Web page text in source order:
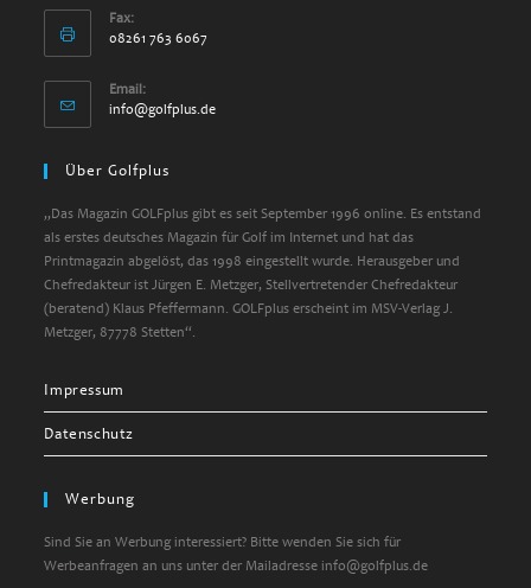
Fax:
08261 763 6067
Email:
info@golfplus.de
Über Golfplus
„Das Magazin GOLFplus gibt es seit September 1996 online. Es entstand
als erstes deutsches Magazin für Golf im Internet und hat das
Printmagazin abgelöst, das 1998 eingestellt wurde. Herausgeber und
Chefredakteur ist Jürgen E. Metzger, Stellvertretender Chefredakteur
(beratend) Klaus Pfeffermann. GOLFplus erscheint im MSV-Verlag J.
Metzger, 87778 Stetten“.
Impressum
Datenschutz
Werbung
Sind Sie an Werbung interessiert? Bitte wenden Sie sich für
Werbeanfragen an uns unter der Mailadresse info@golfplus.de